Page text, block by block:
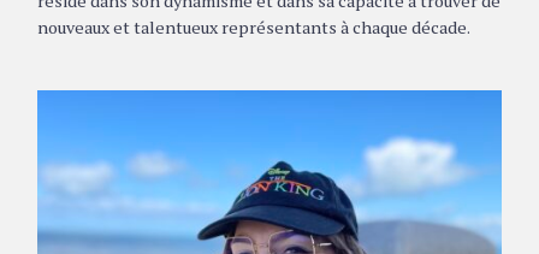
nouveaux et talentueux représentants à chaque décade.